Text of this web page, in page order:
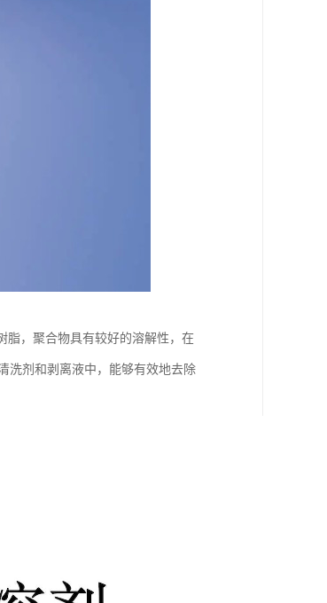
脂，聚合物具有较好的溶解性，在
洗剂和剥离液中，能够有效地去除